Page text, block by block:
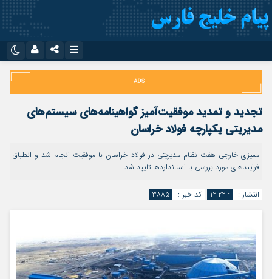
اینستاگرام
تلگرام
سروش
ایتا
آپارات
اپلیکیشن
نام کاربری یا نشانی ایمیل
رمز عبور
مرا به خاطر بسپار
تجدید و تمدید موفقیت‌آمیز گواهینامه‌های سیستم‌های
مدیریتی یکپارچه فولاد خراسان
ممیزی خارجی هفت نظام مدیریتی در فولاد خراسان با موفقیت انجام شد و انطباق
فرایندهای مورد بررسی با استانداردها تایید شد.
انتشار : - ۱۲:۲۲ کد خبر : ۳۸۸۵